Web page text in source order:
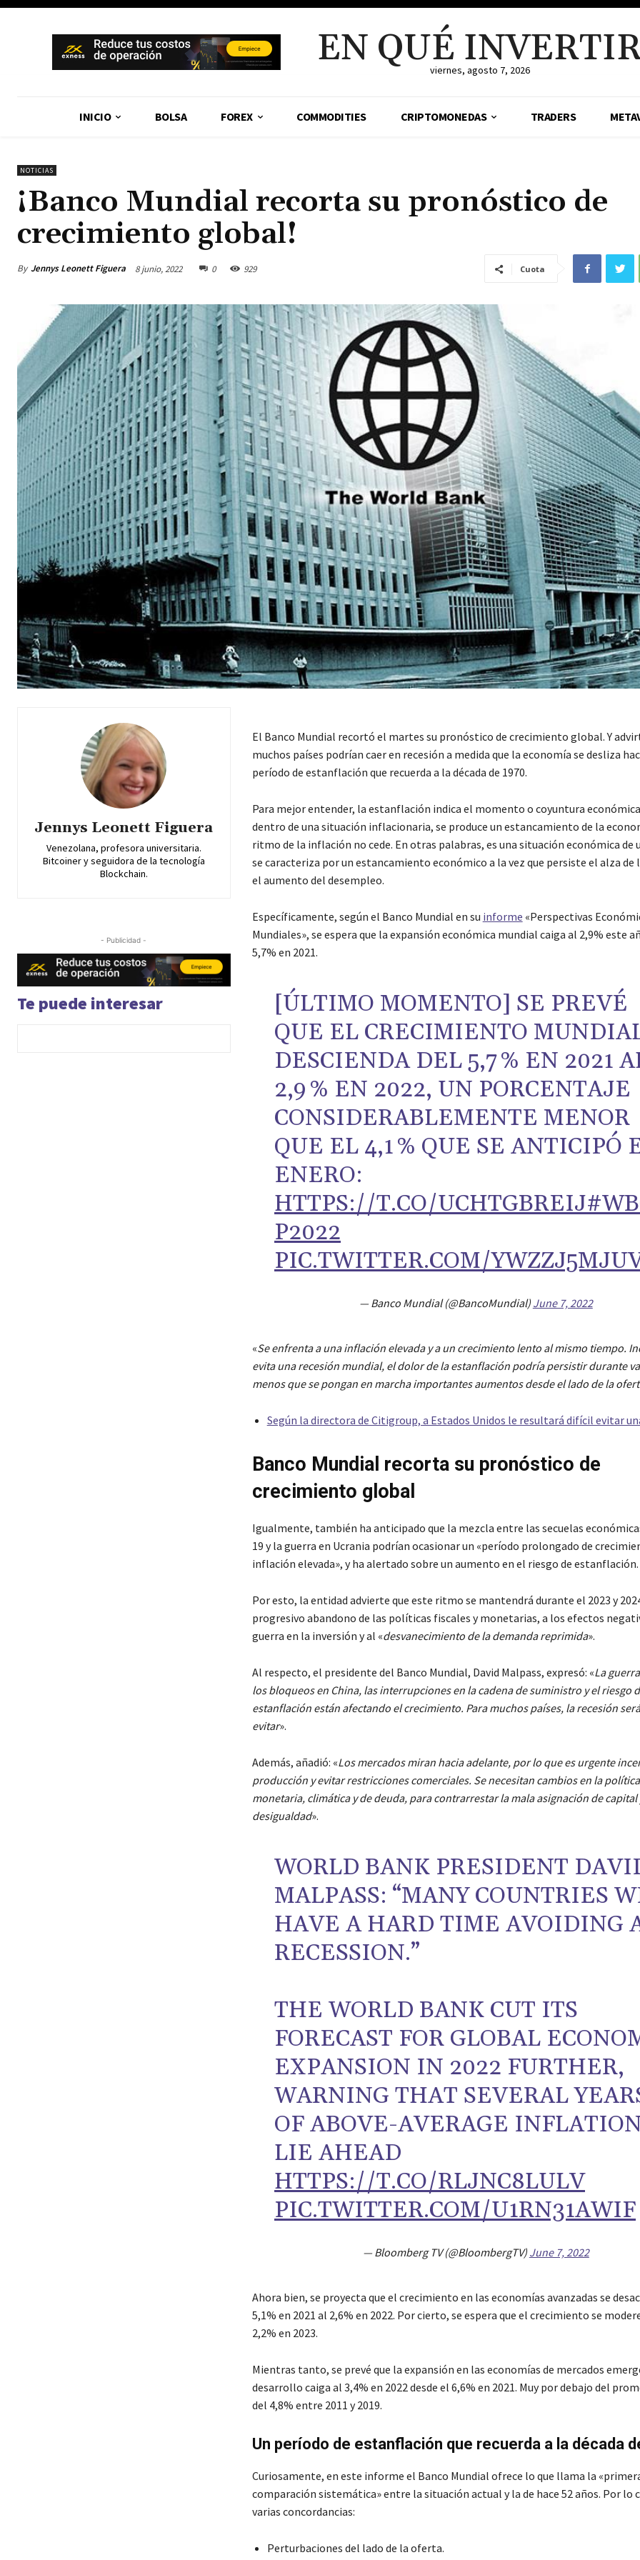
EN QUÉviernes, agosto 7, 2026
INICIO BOLSA FOREX COMMODITIES CRIPTOMONEDAS TRADERS
NOTICIAS
¡Banco Mundial recorta su pronóstico de
crecimiento global!
By Jennys Leonett Figuera 8 junio, 2022 0 929 Cuota
Jennys Leonett Figuera
Venezolana, profesora universitaria.
Bitcoiner y seguidora de la tecnología
Blockchain.
- Publicidad -
Te puede interesar
El Banco Mundial recortó el martes su pronóstico de crecimiento global. Y
muchos países podrían caer en recesión a medida que la economía se desliza
período de estanflación que recuerda a la década de 1970.
Para mejor entender, la estanflación indica el momento o coyuntura económica
dentro de una situación inflacionaria, se produce un estancamiento de la
ritmo de la inflación no cede. En otras palabras, es una situación económica de
se caracteriza por un estancamiento económico a la vez que persiste el alza de
el aumento del desempleo.
Específicamente, según el Banco Mundial en su informe «Perspectivas
Mundiales», se espera que la expansión económica mundial caiga al 2,9% este
5,7% en 2021.
[ÚLTIMO MOMENTO] SE PREVÉ
QUE EL CRECIMIENTO
DESCIENDA DEL 5,7 % EN 2021
2,9 % EN 2022, UN PORCENTAJE
CONSIDERABLEMENTE MENOR
QUE EL 4,1 % QUE SE ANTICIPÓ
ENERO:
HTTPS://T.CO/UCHTGBREIJ
P2022
PIC.TWITTER.COM/
— Banco Mundial (@BancoMundial) June 7, 2022
«Se enfrenta a una inflación elevada y a un crecimiento lento al mismo tiempo.
evita una recesión mundial, el dolor de la estanflación podría persistir durante
menos que se pongan en marcha importantes aumentos desde el lado de la
Según la directora de Citigroup, a Estados Unidos le resultará difícil evitar
Banco Mundial recorta su pronóstico de
crecimiento global
Igualmente, también ha anticipado que la mezcla entre las secuelas
19 y la guerra en Ucrania podrían ocasionar un «período prolongado de
inflación elevada», y ha alertado sobre un aumento en el riesgo de estanflación.
Por esto, la entidad advierte que este ritmo se mantendrá durante el 2023 y
progresivo abandono de las políticas fiscales y monetarias, a los efectos
guerra en la inversión y al «desvanecimiento de la demanda reprimida».
Al respecto, el presidente del Banco Mundial, David Malpass, expresó: «La
los bloqueos en China, las interrupciones en la cadena de suministro y el riesgo
estanflación están afectando el crecimiento. Para muchos países, la recesión
evitar».
Además, añadió: «Los mercados miran hacia adelante, por lo que es urgente
producción y evitar restricciones comerciales. Se necesitan cambios en la
monetaria, climática y de deuda, para contrarrestar la mala asignación de capital
desigualdad».
WORLD BANK PRESIDENT
MALPASS: “MANY COUNTRIES
HAVE A HARD TIME AVOIDING
RECESSION.”
THE WORLD BANK CUT ITS
FORECAST FOR GLOBAL
EXPANSION IN 2022 FURTHER,
WARNING THAT SEVERAL
OF ABOVE-AVERAGE
LIE AHEAD
HTTPS://T.CO/RLJNC8LULV
PIC.TWITTER.COM/U1RN31AWIF
— Bloomberg TV (@BloombergTV) June 7, 2022
Ahora bien, se proyecta que el crecimiento en las economías avanzadas se
5,1% en 2021 al 2,6% en 2022. Por cierto, se espera que el crecimiento se
2,2% en 2023.
Mientras tanto, se prevé que la expansión en las economías de mercados
desarrollo caiga al 3,4% en 2022 desde el 6,6% en 2021. Muy por debajo del
del 4,8% entre 2011 y 2019.
Un período de estanflación que recuerda a la década
Curiosamente, en este informe el Banco Mundial ofrece lo que llama la
comparación sistemática» entre la situación actual y la de hace 52 años. Por lo
varias concordancias:
Perturbaciones del lado de la oferta.